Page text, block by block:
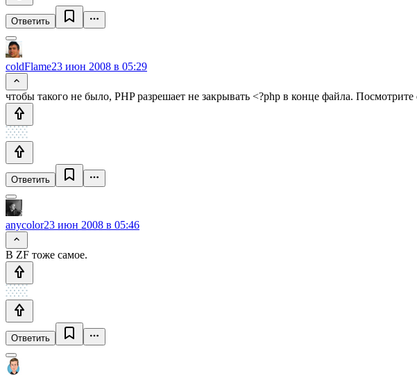
Ответить
coldFlame23 июн 2008 в 05:29
чтобы такого не было, PHP разрешает не закрывать <?php в конце файла.
Ответить
anycolor23 июн 2008 в 05:46
В ZF тоже самое.
Ответить